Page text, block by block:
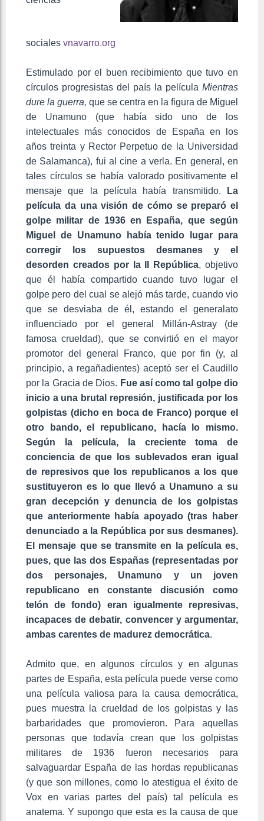
sociales vnavarro.org
Estimulado por el buen recibimiento que tuvo en
círculos progresistas del país la película Mientras
dure la guerra, que se centra en la figura de Miguel
de Unamuno (que había sido uno de los
intelectuales más conocidos de España en los
años treinta y Rector Perpetuo de la Universidad
de Salamanca), fui al cine a verla. En general, en
tales círculos se había valorado positivamente el
mensaje que la película había transmitido.
La
película da una visión de cómo se preparó el
golpe militar de 1936 en España, que según
Miguel de Unamuno había tenido lugar para
corregir los supuestos desmanes y el
desorden creados por la II República, objetivo
que él había compartido cuando tuvo lugar el
golpe pero del cual se alejó más tarde, cuando vio
que se desviaba de él, estando el generalato
influenciado por el general Millán-Astray (de
famosa crueldad), que se convirtió en el mayor
promotor del general Franco, que por fin (y, al
principio, a regañadientes) aceptó ser el Caudillo
por la Gracia de Dios. Fue así como tal golpe dio
inicio a una brutal represión, justificada por los
golpistas (dicho en boca de Franco) porque el
otro bando, el republicano, hacía lo mismo.
Según la película, la creciente toma de
conciencia de que los sublevados eran igual
de represivos que los republicanos a los que
sustituyeron es lo que llevó a Unamuno a su
gran decepción y denuncia de los golpistas
que anteriormente había apoyado (tras haber
denunciado a la República por sus desmanes).
El mensaje que se transmite en la película es,
pues, que las dos Españas (representadas por
dos personajes, Unamuno y un joven
republicano en constante discusión como
telón de fondo) eran igualmente represivas,
incapaces de debatir, convencer y argumentar,
ambas carentes de madurez democrática.
Admito que, en algunos círculos y en algunas
partes de España, esta película puede verse como
una película valiosa para la causa democrática,
pues muestra la crueldad de los golpistas y las
barbaridades que promovieron. Para aquellas
personas que todavía crean que los golpistas
militares de 1936 fueron necesarios para
salvaguardar España de las hordas republicanas
(y que son millones, como lo atestigua el éxito de
Vox en varias partes del país) tal película es
anatema. Y supongo que esta es la causa de que